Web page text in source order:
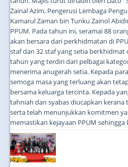
Zainal Azim, Pengerusi Lembaga
Kamarul Zaman bin Tunku Zainol
PPUM. Pada tahun ini, seramai 88
akan bersara dari perkhidmatan di
staf dan 32 staf yang setia berkhidmat
tahun yang terdiri dari pelbagai
menerima anugerah setia. Kepada
semoga masa yang terluang akan
bersama keluarga tercinta. Kepada
tahniah dan syabas diucapkan kerana
serta telah menunjukkan komitmen
memastikan kejayaan PPUM sehingga